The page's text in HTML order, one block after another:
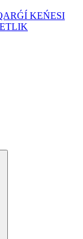
KEŃESI